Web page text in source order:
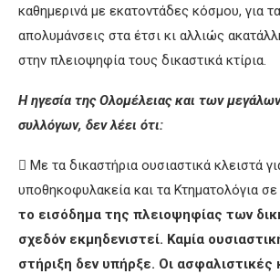
καθημερινά με εκατοντάδες κόσμου, για
απολυμάνσεις στα έτσι κι αλλιώς
στην πλειοψηφία τους δικαστικά κτίρια.
Η ηγεσία της Ολομέλειας και των
συλλόγων, δεν λέει ότι:
 Με τα δικαστήρια ουσιαστικά κλειστά
υποθηκοφυλακεία και τα Κτηματολόγια σε
το εισόδημα της πλειοψηφίας των
σχεδόν εκμηδενιστεί. Καμία
στήριξη δεν υπήρξε. Οι ασφαλιστικές